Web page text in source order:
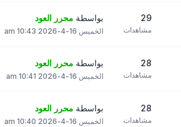
29
مشاهدات
بواسطة محرر العود
الخميس 16-4-2026 10:43 am
28
مشاهدات
بواسطة محرر العود
الخميس 16-4-2026 10:41 am
28
مشاهدات
بواسطة محرر العود
الخميس 16-4-2026 10:40 am